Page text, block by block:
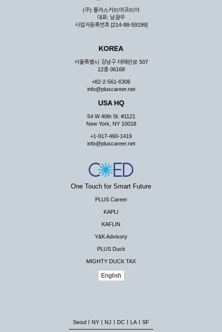
(주) 플러스커리어코리아
대표: 남광우
사업자등록번호 [214-88-59199]
KOREA
서울특별시 강남구 테헤란로 507
12층 06168
+82-2-561-6306
info@pluscareer.net
USA HQ
54 W 40th St. #1121
New York, NY 10018
+1-917-460-1419
info@pluscareer.net
One Touch for Smart Future
PLUS Career
KAPLI
KAFLIN
Y&K Advisory
PLUS Duck
MIGHTY DUCK TAX
English
Seoul NY NJ DC LA SF